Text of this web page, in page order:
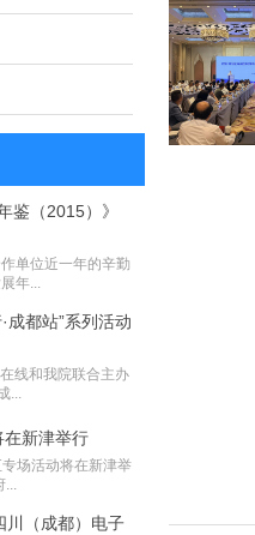
鉴（2015）》
单位近一年的辛勤
年...
成都站”系列活动
线和我院联合主办
...
在新津举行
场活动将在新津举
...
川（成都）电子